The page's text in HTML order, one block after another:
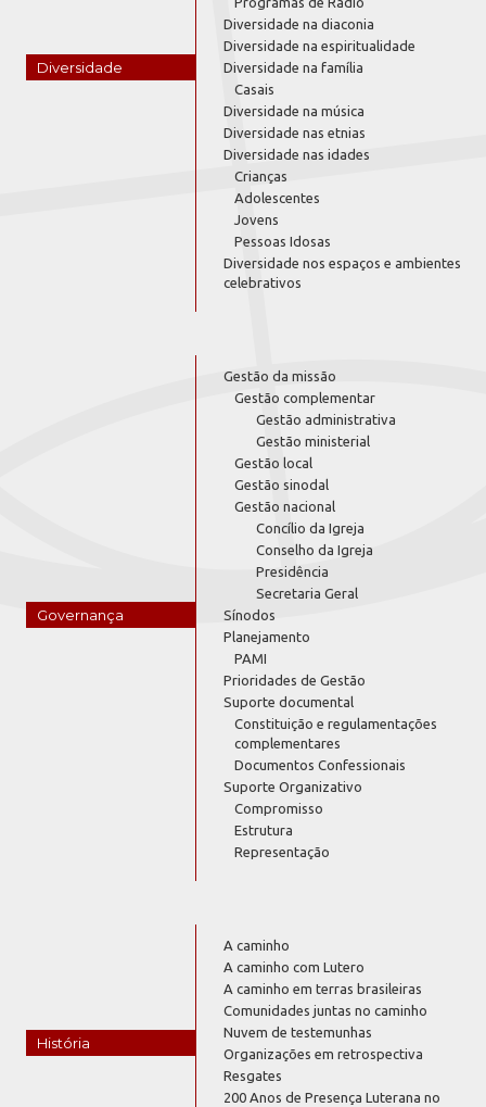
Diversidade
Diversidade na diaconia
Diversidade na espiritualidade
Diversidade na família
Casais
Diversidade na música
Diversidade nas etnias
Diversidade nas idades
Crianças
Adolescentes
Jovens
Pessoas Idosas
Diversidade nos espaços e ambientes
celebrativos
Governança
Gestão da missão
Gestão complementar
Gestão administrativa
Gestão ministerial
Gestão local
Gestão sinodal
Gestão nacional
Concílio da Igreja
Conselho da Igreja
Presidência
Secretaria Geral
Sínodos
Planejamento
PAMI
Prioridades de Gestão
Suporte documental
Constituição e regulamentações
complementares
Documentos Confessionais
Suporte Organizativo
Compromisso
Estrutura
Representação
História
A caminho
A caminho com Lutero
A caminho em terras brasileiras
Comunidades juntas no caminho
Nuvem de testemunhas
Organizações em retrospectiva
Resgates
200 Anos de Presença Luterana no